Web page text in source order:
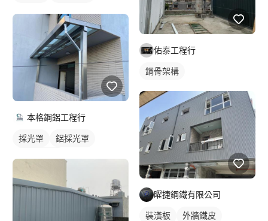
本格鋼鋁工程行
採光罩
鋁採光罩
佑泰工程行
鋼骨架構
曜捷鋼鐵有限公司
裝潢板 外牆鐵皮